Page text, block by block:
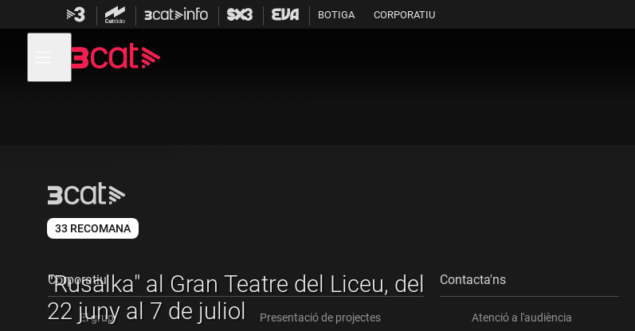
contingut
BOTIGA CORPORATIU
menú
de
33 RECOMANA
"Rusalka" al Gran Teatre del Liceu, del
22 juny al 7 de juliol
Corporatiu
El grup
Presentació de projectes
Contacta'ns
Atenció a l'audiència